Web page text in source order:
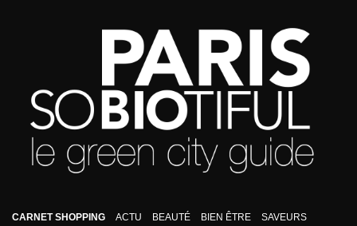
CARNET SHOPPING ACTU BEAUTÉ BIEN ÊTRE SAVEURS